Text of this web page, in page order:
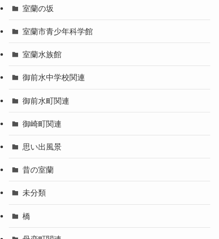
室蘭の坂
室蘭市青少年科学館
室蘭水族館
御前水中学校関連
御前水町関連
御崎町関連
思い出風景
昔の室蘭
未分類
橋